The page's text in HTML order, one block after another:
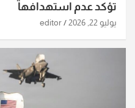
تؤكد عدم استهدافها
يوليو 22, 2026 editor